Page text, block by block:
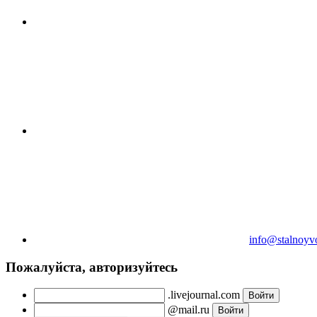
Пожалуйста, авторизуйтесь
.livejournal.com
@mail.ru